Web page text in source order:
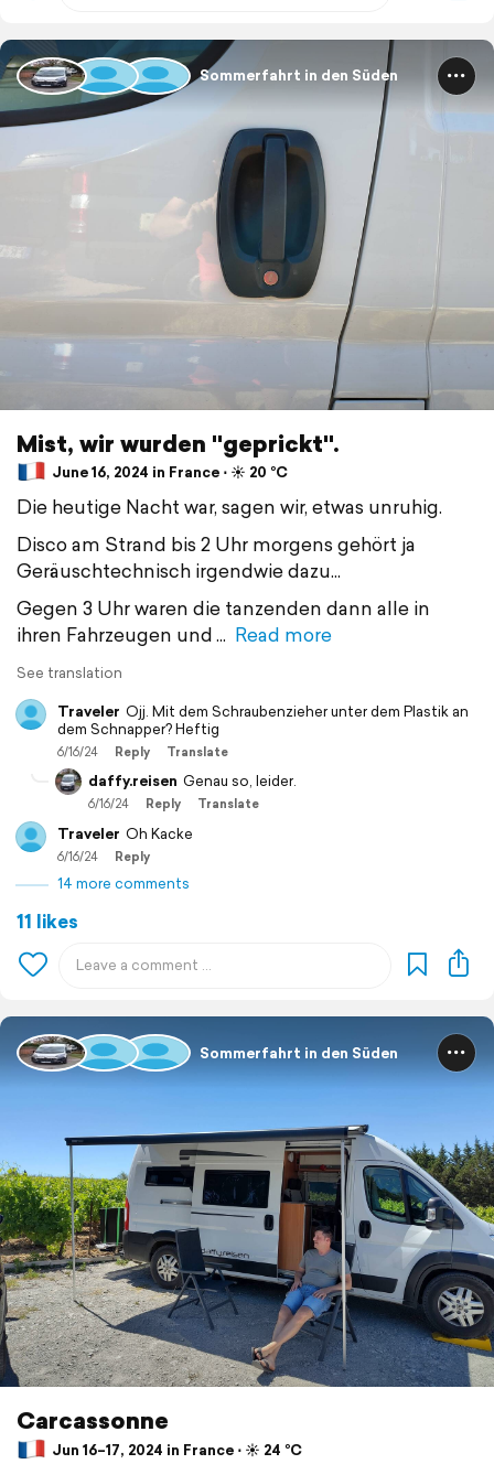
Sommerfahrt in den Süden
Mist, wir wurden "geprickt".
June 16, 2024 in France ⋅ ☀️ 20 °C
Die heutige Nacht war, sagen wir, etwas unruhig.
Disco am Strand bis 2 Uhr morgens gehört ja
Geräuschtechnisch irgendwie dazu...
Gegen 3 Uhr waren die tanzenden dann alle in
ihren Fahrzeugen und
Read more
See translation
Traveler Ojj. Mit dem Schraubenzieher unter dem Plastik an
dem Schnapper? Heftig
6/16/24 Reply Translate
daffy.reisen Genau so, leider.
6/16/24 Reply Translate
Traveler Oh Kacke
6/16/24 Reply
14 more comments
11 likes
Sommerfahrt in den Süden
Carcassonne
Jun 16–17, 2024 in France ⋅ ☀️ 24 °C